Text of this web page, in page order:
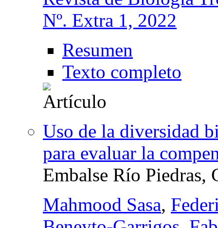
Nº. Extra 1, 2022
Resumen
Texto completo
Uso de la diversidad
para evaluar la
Embalse Río Piedras,
Mahmood Sasa,